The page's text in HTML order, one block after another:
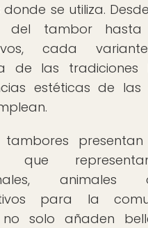
donde se utiliza.
del tambor hasta
cada
de las
estéticas de las
tambores
que
animales
para la
no solo añaden